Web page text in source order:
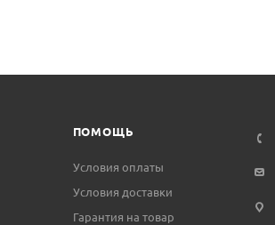
ПОМОЩЬ
Условия оплаты
Условия доставки
Гарантия на товар